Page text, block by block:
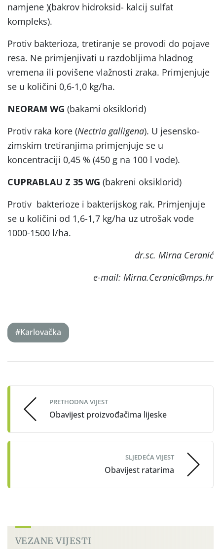
namjene )(bakrov hidroksid- kalcij sulfat
kompleks).
Protiv bakterioza, tretiranje se provodi do pojave
resa. Ne primjenjivati u razdobljima hladnog
vremena ili povišene vlažnosti zraka. Primjenjuje
se u količini 0,6-1,0 kg/ha.
NEORAM WG (bakarni oksiklorid)
Protiv raka kore (Nectria galligena). U jesensko-
zimskim tretiranjima primjenjuje se u
koncentraciji 0,45 % (450 g na 100 l vode).
CUPRABLAU Z 35 WG (bakreni oksiklorid)
Protiv bakterioze i bakterijskog rak. Primjenjuje
se u količini od 1,6-1,7 kg/ha uz utrošak vode
1000-1500 l/ha.
dr.sc. Mirna Ceranić
e-mail: Mirna.Ceranic@mps.hr
#Karlovačka
navigation
PRETHODNA VIJEST
Obavijest proizvođačima lijeske
SLJEDEĆA VIJEST
Obavijest ratarima
VEZANE VIJESTI